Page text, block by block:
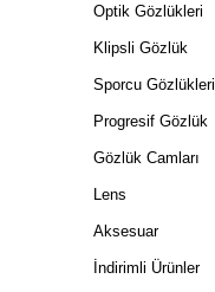
Optik Gözlükleri
Klipsli Gözlük
Sporcu Gözlükleri
Progresif Gözlük
Gözlük Camları
Lens
Aksesuar
İndirimli Ürünler